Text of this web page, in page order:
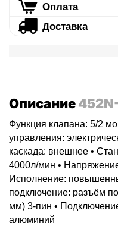
Оплата
Доставка
Описание
Функция клапана: 5/2
управления:
каскада: внешнее •
4000л/мин •
Исполнение:
подключение: разъём
мм) 3-пин •
алюминий